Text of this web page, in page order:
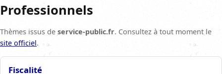
Professionnels
Thèmes issus de service-public.fr. Consultez à tout moment le
site officiel.
Fiscalité